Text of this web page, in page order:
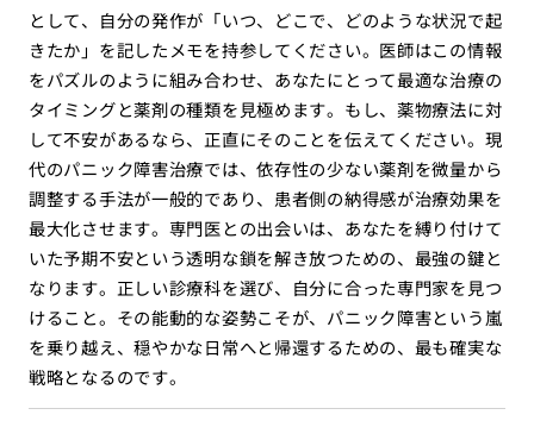
として、自分の発作が「いつ、どこで、どのような状況で起
きたか」を記したメモを持参してください。医師はこの情報
をパズルのように組み合わせ、あなたにとって最適な治療の
タイミングと薬剤の種類を見極めます。もし、薬物療法に対
して不安があるなら、正直にそのことを伝えてください。現
代のパニック障害治療では、依存性の少ない薬剤を微量から
調整する手法が一般的であり、患者側の納得感が治療効果を
最大化させます。専門医との出会いは、あなたを縛り付けて
いた予期不安という透明な鎖を解き放つための、最強の鍵と
なります。正しい診療科を選び、自分に合った専門家を見つ
けること。その能動的な姿勢こそが、パニック障害という嵐
を乗り越え、穏やかな日常へと帰還するための、最も確実な
戦略となるのです。